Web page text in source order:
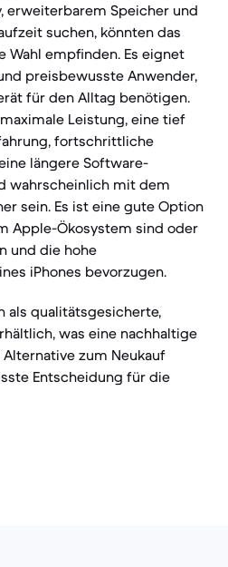
erweiterbarem Speicher und
suchen, könnten das
Wahl empfinden. Es eignet
preisbewusste Anwender,
für den Alltag benötigen.
Leistung, eine tief
fortschrittliche
längere Software-
wahrscheinlich mit dem
sein. Es ist eine gute Option
Apple-Ökosystem sind oder
und die hohe
iPhones bevorzugen.
als qualitätsgesicherte,
was eine nachhaltige
zum Neukauf
Entscheidung für die